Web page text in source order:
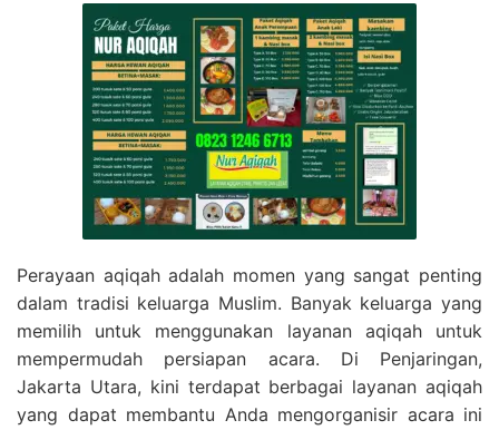
Perayaan aqiqah adalah momen yang sangat penting
dalam tradisi keluarga Muslim. Banyak keluarga yang
memilih untuk menggunakan layanan aqiqah untuk
mempermudah persiapan acara. Di Penjaringan,
Jakarta Utara, kini terdapat berbagai layanan aqiqah
yang dapat membantu Anda mengorganisir acara ini